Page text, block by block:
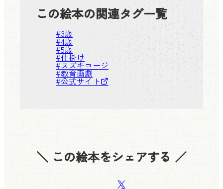
この絵本の関連タグ一覧
#3歳
#4歳
#5歳
#仕掛け
#スズキコージ
#教育画劇
#公式サイト
＼ この絵本をシェアする ／